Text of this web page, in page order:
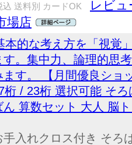
込 送料別 カードOK
レビュ
場店
本的な考え方を「視覚
す。集中力、論理的思
ます。 【月間優良ショ
桁 / 23桁 選択可能 そ
ん 算数セット 大人 脳
手入れクロス付き そろ